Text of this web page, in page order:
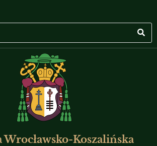
Wrocławsko-Koszalińska